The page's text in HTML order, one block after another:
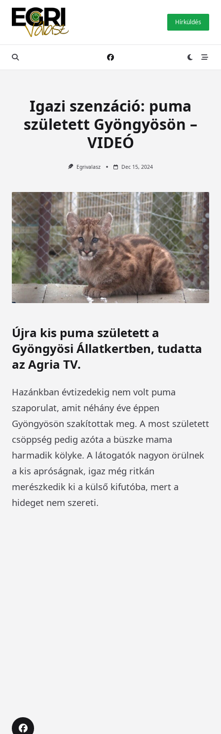
Skip
content
Hírküldés
Igazi szenzáció: puma
született Gyöngyösön –
VIDEÓ
Egrivalasz Dec 15, 2024
Újra kis puma született a
Gyöngyösi Állatkertben, tudatta
az Agria TV.
Hazánkban évtizedekig nem volt puma
szaporulat, amit néhány éve éppen
Gyöngyösön szakítottak meg. A most született
csöppség pedig azóta a büszke mama
harmadik kölyke. A látogatók nagyon örülnek
a kis apróságnak, igaz még ritkán
merészkedik ki a külső kifutóba, mert a
hideget nem szereti.